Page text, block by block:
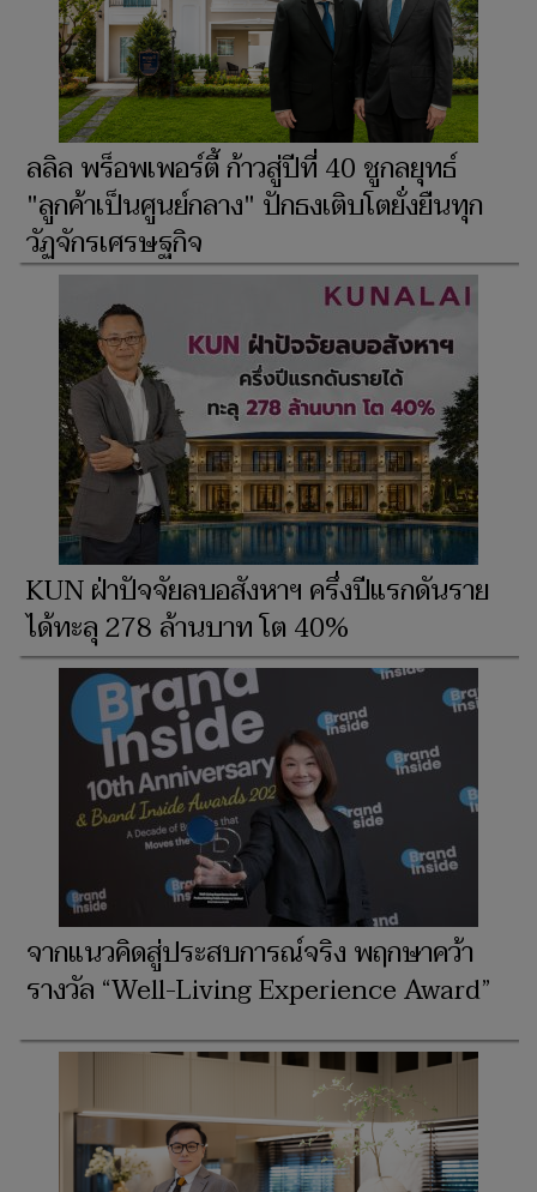
ลลิล พร็อพเพอร์ตี้ ก้าวสู่ปีที่ 40 ชูกลยุทธ์
"ลูกค้าเป็นศูนย์กลาง" ปักธงเติบโตยั่งยืนทุก
วัฏจักรเศรษฐกิจ
KUN ฝ่าปัจจัยลบอสังหาฯ ครึ่งปีแรกดันราย
ได้ทะลุ 278 ล้านบาท โต 40%
จากแนวคิดสู่ประสบการณ์จริง พฤกษาคว้า
รางวัล “Well-Living Experience Award”